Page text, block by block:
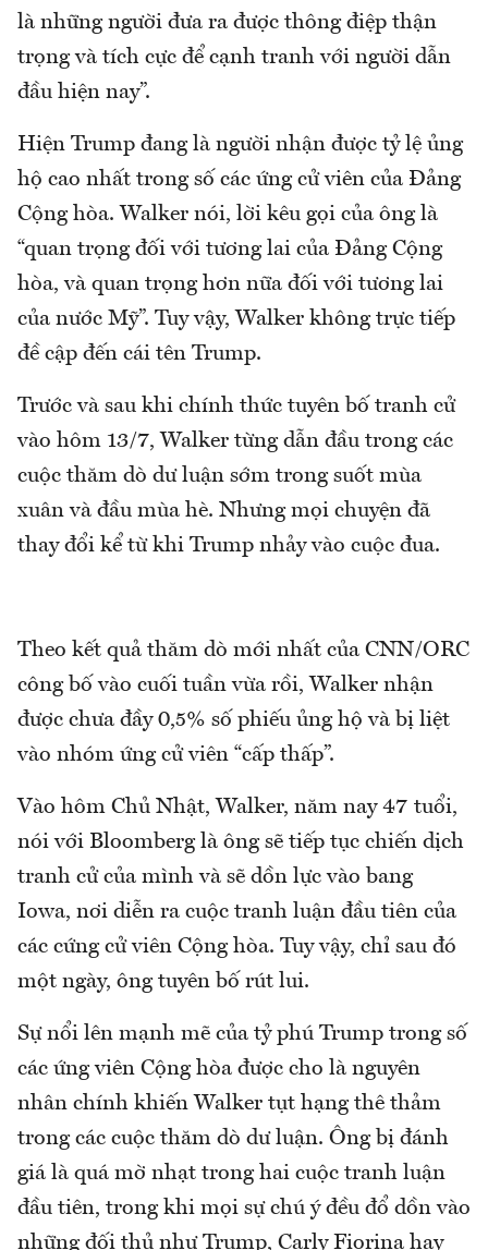
là những người đưa ra được thông điệp thận
trọng và tích cực để cạnh tranh với người dẫn
đầu hiện nay”.
Hiện Trump đang là người nhận được tỷ lệ ủng
hộ cao nhất trong số các ứng cử viên của Đảng
Cộng hòa. Walker nói, lời kêu gọi của ông là
“quan trọng đối với tương lai của Đảng Cộng
hòa, và quan trọng hơn nữa đối với tương lai
của nước Mỹ”. Tuy vậy, Walker không trực tiếp
đề cập đến cái tên Trump.
Trước và sau khi chính thức tuyên bố tranh cử
vào hôm 13/7, Walker từng dẫn đầu trong các
cuộc thăm dò dư luận sớm trong suốt mùa
xuân và đầu mùa hè. Nhưng mọi chuyện đã
thay đổi kể từ khi Trump nhảy vào cuộc đua.
Theo kết quả thăm dò mới nhất của CNN/ORC
công bố vào cuối tuần vừa rồi, Walker nhận
được chưa đầy 0,5% số phiếu ủng hộ và bị liệt
vào nhóm ứng cử viên “cấp thấp”.
Vào hôm Chủ Nhật, Walker, năm nay 47 tuổi,
nói với Bloomberg là ông sẽ tiếp tục chiến dịch
tranh cử của mình và sẽ dồn lực vào bang
Iowa, nơi diễn ra cuộc tranh luận đầu tiên của
các cứng cử viên Cộng hòa. Tuy vậy, chỉ sau đó
một ngày, ông tuyên bố rút lui.
Sự nổi lên mạnh mẽ của tỷ phú Trump trong số
các ứng viên Cộng hòa được cho là nguyên
nhân chính khiến Walker tụt hạng thê thảm
trong các cuộc thăm dò dư luận. Ông bị đánh
giá là quá mờ nhạt trong hai cuộc tranh luận
đầu tiên, trong khi mọi sự chú ý đều đổ dồn vào
những đối thủ như Trump, Carly Fiorina hay